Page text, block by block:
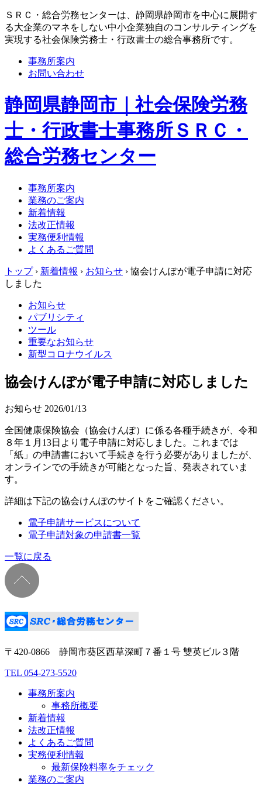
ＳＲＣ・総合労務センターは、静岡県静岡市を中心に展開す
る大企業のマネをしない中小企業独自のコンサルティングを
実現する社会保険労務士・行政書士の総合事務所です。
事務所案内
お問い合わせ
静岡県静岡市｜社会保険労務
士・行政書士事務所ＳＲＣ・
総合労務センター
事務所案内
業務のご案内
新着情報
法改正情報
実務便利情報
よくあるご質問
トップ› 新着情報 › お知らせ › 協会けんぽが電子申請に対応
しました
お知らせ
パブリシティ
ツール
重要なお知らせ
新型コロナウイルス
協会けんぽが電子申請に対応しました
お知らせ 2026/01/13
全国健康保険協会（協会けんぽ）に係る各種手続きが、令和
８年１月13日より電子申請に対応しました。これまでは
「紙」の申請書において手続きを行う必要がありましたが、
オンラインでの手続きが可能となった旨、発表されていま
す。
詳細は下記の協会けんぽのサイトをご確認ください。
電子申請サービスについて
電子申請対象の申請書一覧
一覧に戻る
〒420‐0866 静岡市葵区西草深町７番１号 雙英ビル３階
TEL 054-273-5520
事務所案内
事務所概要
新着情報
法改正情報
よくあるご質問
実務便利情報
最新保険料率をチェック
業務のご案内